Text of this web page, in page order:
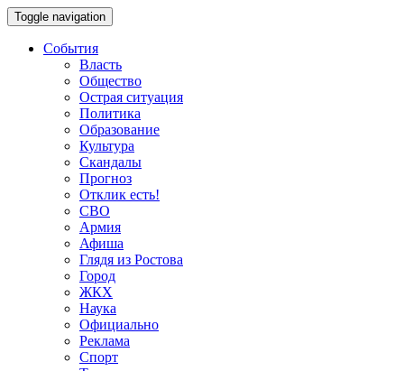
Toggle navigation
События
Власть
Общество
Острая ситуация
Политика
Образование
Культура
Скандалы
Прогноз
Отклик есть!
СВО
Армия
Афиша
Глядя из Ростова
Город
ЖКХ
Наука
Официально
Реклама
Спорт